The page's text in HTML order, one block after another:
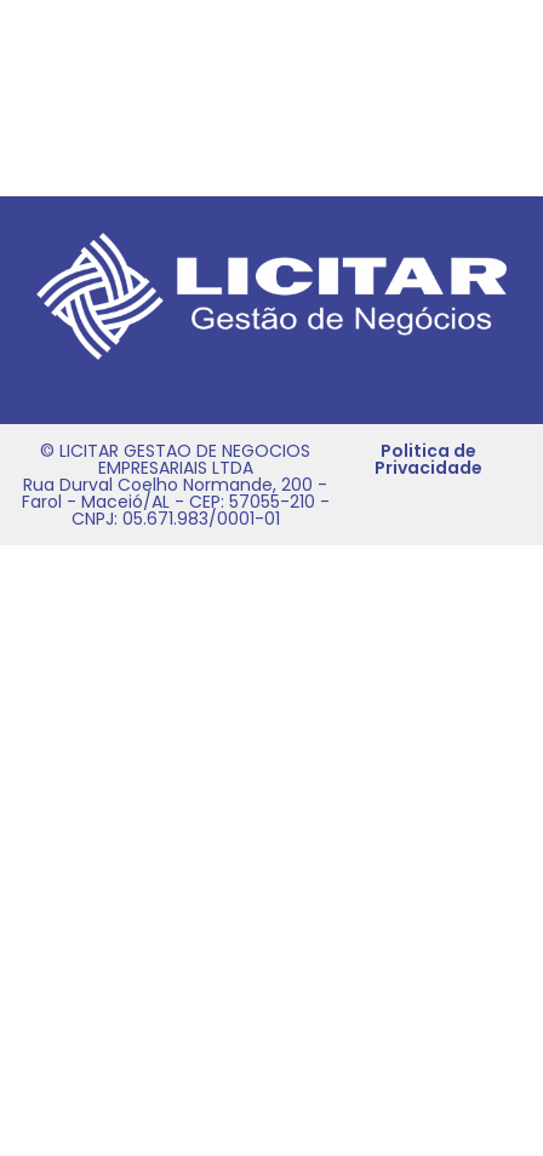
© LICITAR GESTAO DE NEGOCIOS
EMPRESARIAIS LTDA
Rua Durval Coelho Normande, 200 -
Farol - Maceió/AL - CEP: 57055-210 -
CNPJ: 05.671.983/0001-01
Politica de
Privacidade